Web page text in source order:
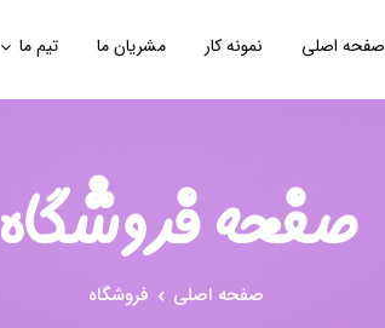
صفحه اصلی نمونه کار مشریان ما تیم ما
صفحه فروشگاه
صفحه اصلی فروشگاه